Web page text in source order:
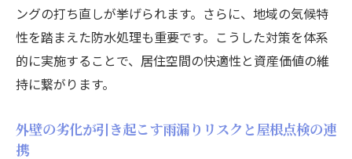
期
外壁や屋根メンテナンスの費用相場を解説
屋根・外壁・雨漏りメンテナンスの費用の
目安を知る
ント解説
ングの打ち直しが挙げられます。さらに、地域の気候特
性を踏まえた防水処理も重要です。こうした対策を体系
的に実施することで、居住空間の快適性と資産価値の維
持に繋がります。
外壁の劣化が引き起こす雨漏りリスクと屋根点検の連
携